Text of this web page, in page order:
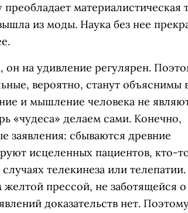
материалистическая
из моды. Наука без нее
на удивление регулярен.
вероятно, станут объяснимы
и мышление человека не
«чудеса» делаем сами. Конечно,
заявления: сбываются древние
исцеленных пациентов, кто-
телекинеза или
прессой, не заботящейся о
доказательств нет.